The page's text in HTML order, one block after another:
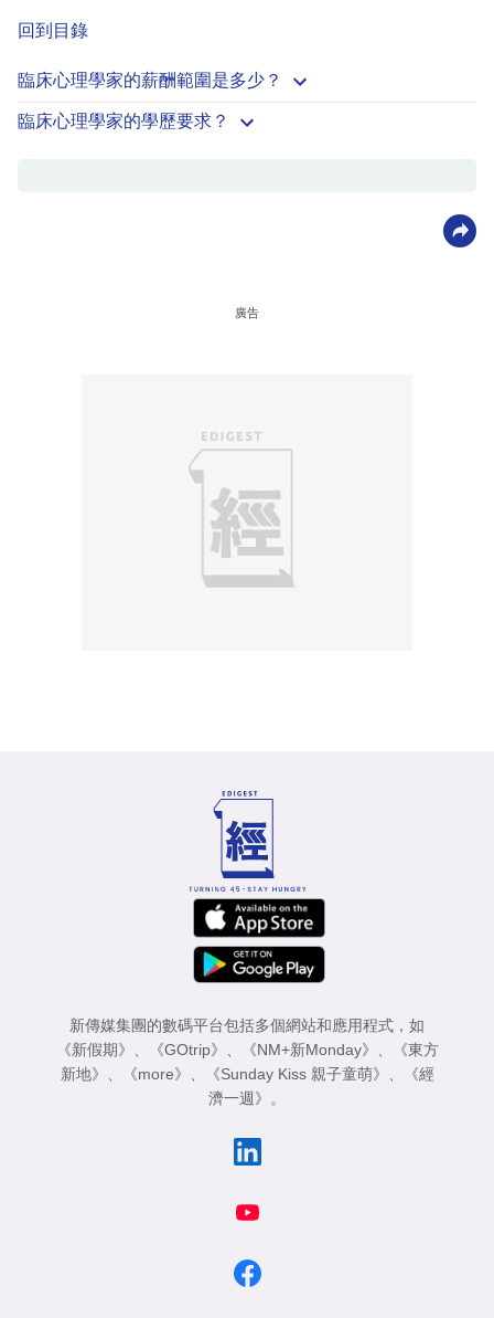
回到目錄
臨床心理學家的薪酬範圍是多少？
臨床心理學家的學歷要求？
廣告
新傳媒集團的數碼平台包括多個網站和應用程式，如
《新假期》
《GOtrip》 《NM+新Monday》
《東方
新地》
《more》 《Sunday Kiss 親子童萌》
《經
濟一週》
。